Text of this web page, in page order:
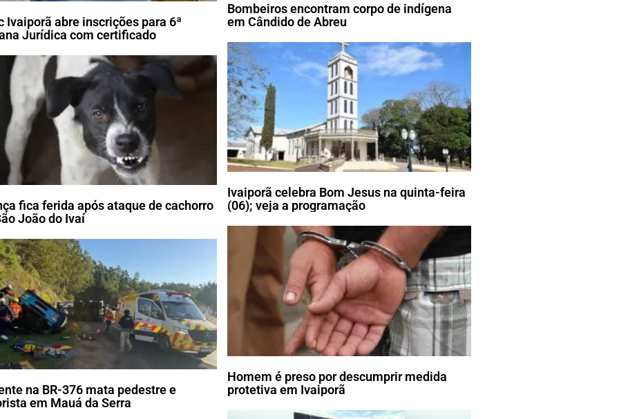
Ivaiporã abre inscrições para 6ª
Jurídica com certificado
Bombeiros encontram corpo de indígena
em Cândido de Abreu
fica ferida após ataque de cachorro
João do Ivaí
Ivaiporã celebra Bom Jesus na quinta-feira
(06); veja a programação
na BR-376 mata pedestre e
em Mauá da Serra
Homem é preso por descumprir medida
protetiva em Ivaiporã